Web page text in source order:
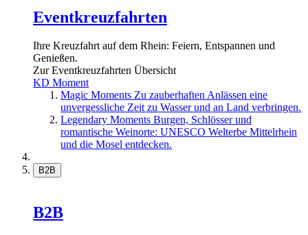
Eventkreuzfahrten
Ihre Kreuzfahrt auf dem Rhein: Feiern, Entspannen und
Genießen.
Zur Eventkreuzfahrten Übersicht
KD Moment
Magic Moments Zu zauberhaften Anlässen eine
unvergessliche Zeit zu Wasser und an Land verbringen.
Legendary Moments Burgen, Schlösser und
romantische Weinorte: UNESCO Welterbe Mittelrhein
und die Mosel entdecken.
B2B
B2B